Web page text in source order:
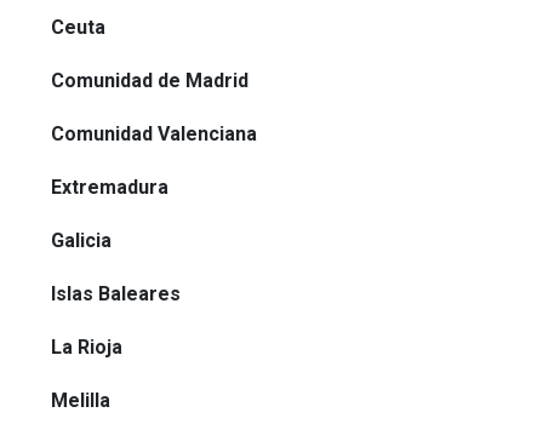
Ceuta
Comunidad de Madrid
Comunidad Valenciana
Extremadura
Galicia
Islas Baleares
La Rioja
Melilla